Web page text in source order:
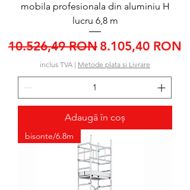
mobila profesionala din aluminiu H
lucru 6,8 m
Preț normal
10.526,49 RON Preț redus
8.105,40 RON
inclus TVA | Metode plata si Livrare
Adaugă în coș
bisonte/6.8m